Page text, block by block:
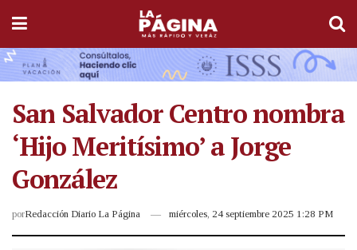
San Salvador Centro nombra
‘Hijo Meritísimo’ a Jorge
González
porRedacción Diario La Página miércoles, 24 septiembre 2025 1:28 PM